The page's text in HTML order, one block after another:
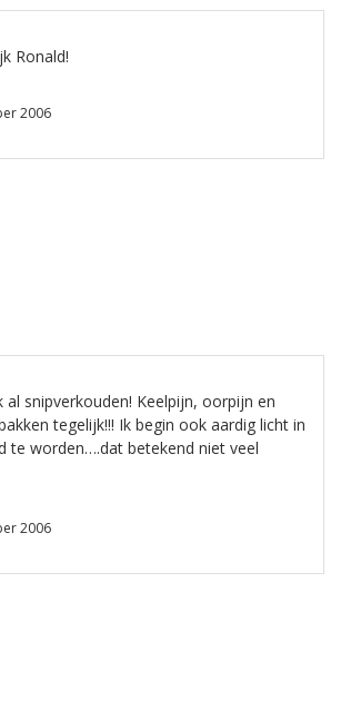
Ronald!
2006
al snipverkouden! Keelpijn, oorpijn en
tegelijk!!! Ik begin ook aardig licht in
te worden….dat betekend niet veel
2006